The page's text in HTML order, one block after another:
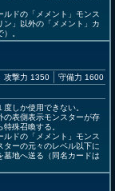
ドの「メメント」モンス
ン」以外の「メメント」カ
。
攻撃力 1350 守備力 1600
しか使用できない。
表側表示モンスターが存
殊召喚する。
ドの「メメント」モンス
ターの元々のレベル以下に
墓地へ送る（同名カードは